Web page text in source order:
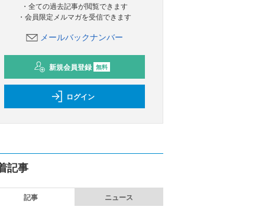
・全ての過去記事が閲覧できます
・会員限定メルマガを受信できます
メールバックナンバー
新規会員登録 無料
ログイン
記事
記事 ニュース